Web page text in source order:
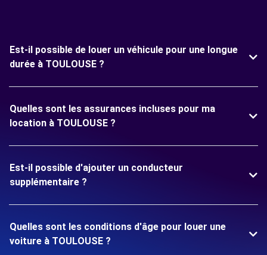
Est-il possible de louer un véhicule pour une longue
durée à TOULOUSE ?
Quelles sont les assurances incluses pour ma
location à TOULOUSE ?
Est-il possible d'ajouter un conducteur
supplémentaire ?
Quelles sont les conditions d'âge pour louer une
voiture à TOULOUSE ?